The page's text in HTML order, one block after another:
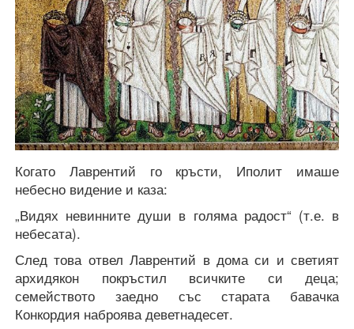
Когато Лаврентий го кръсти, Иполит имаше
небесно видение и каза:
„Видях невинните души в голяма радост“ (т.е. в
небесата).
След това отвел Лаврентий в дома си и светият
архидякон покръстил всичките си деца;
семейството заедно със старата бавачка
Конкордия наброява деветнадесет.